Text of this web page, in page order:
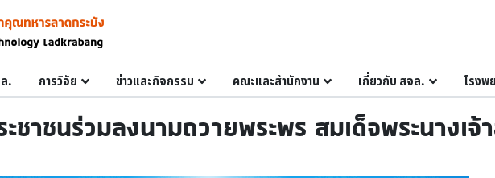
. การวิจัย ข่าวและกิจกรรม คณะและสำนักงาน เกี่ยวกับ สจล. โรงพ
ชาชนร่วมลงนามถวายพระพร สมเด็จพระนางเจ้